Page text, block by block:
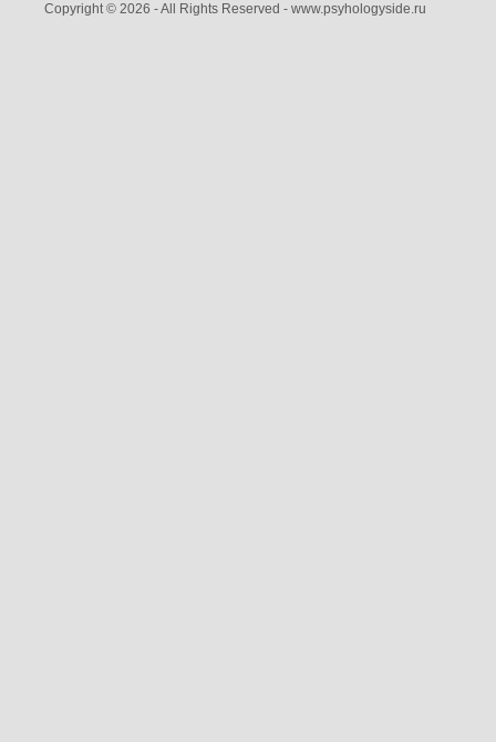
Copyright © 2026 - All Rights Reserved - www.psyhologyside.ru